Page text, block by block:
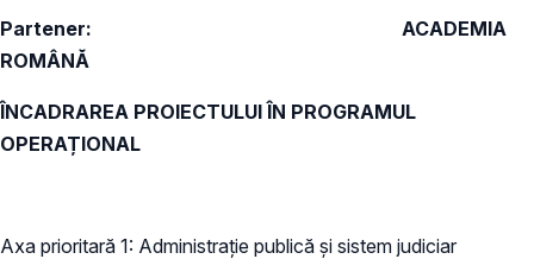
Partener: ACADEMIA
ROMÂNĂ
ÎNCADRAREA PROIECTULUI ÎN PROGRAMUL
OPERAȚIONAL
Axa prioritară 1: Administrație publică și sistem judiciar